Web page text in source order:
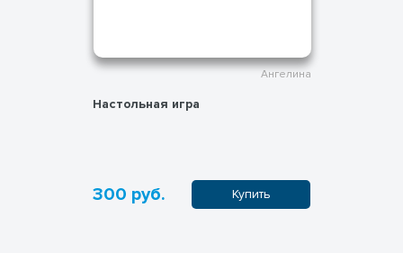
Ангелина
Настольная игра
300 руб. Купить